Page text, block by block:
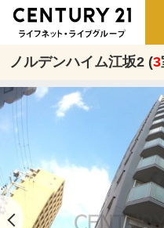
ノルデンハイム江坂2 (3